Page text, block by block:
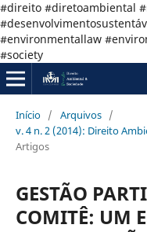
#direito #diretoambiental
#environmentallaw
#society
Início / Arquivos /
v. 4 n. 2 (2014): Direito
Artigos
GESTÃO
COMITÊ: UM